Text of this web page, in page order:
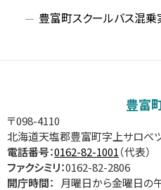
豊富町スクールバス混
サ
ド
・
メ
豊富
〒098-4110
北海道天塩郡豊富町字上サロベ
電話番号：0162-82-1001（代表）
ファクシミリ：0162-82-2806
開庁時間：
月曜日から金曜日の